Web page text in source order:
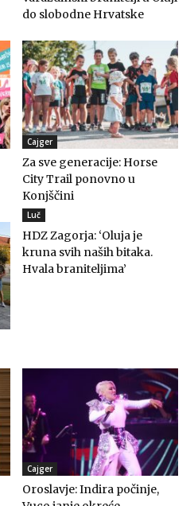
do slobodne Hrvatske
Cajger
Za sve generacije: Horse
City Trail ponovno u
Konjščini
Luč
HDZ Zagorja: ‘Oluja je
kruna svih naših bitaka.
Hvala braniteljima’
Cajger
Oroslavje: Indira počinje,